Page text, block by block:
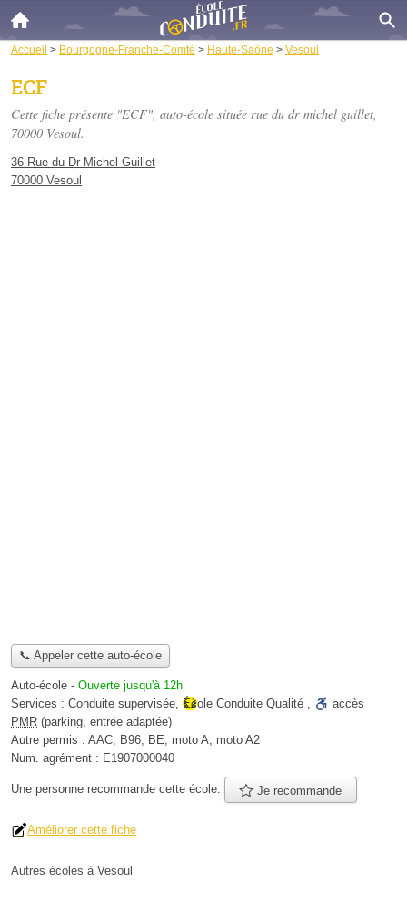
Accueil > Bourgogne-Franche-Comté > Haute-Saône > Vesoul
ECF
Cette fiche présente "ECF", auto-école située rue du dr michel guillet,
70000 Vesoul.
36 Rue du Dr Michel Guillet
70000 Vesoul
📞 Appeler cette auto-école
Auto-école - Ouverte jusqu'à 12h
Services : Conduite supervisée, École Conduite Qualité ,
accès
PMR (parking, entrée adaptée)
Autre permis : AAC, B96, BE, moto A, moto A2
Num. agrément : E1907000040
Une personne recommande cette école. Je recommande
Améliorer cette fiche
Autres écoles à Vesoul